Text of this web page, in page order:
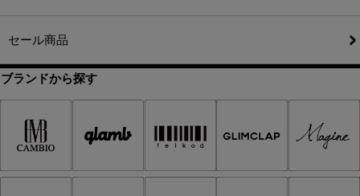
セール商品
ブランドから探す